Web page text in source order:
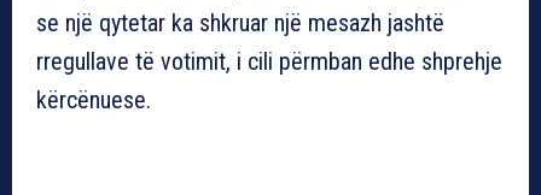
se një qytetar ka shkruar një mesazh jashtë
rregullave të votimit, i cili përmban edhe shprehje
kërcënuese.